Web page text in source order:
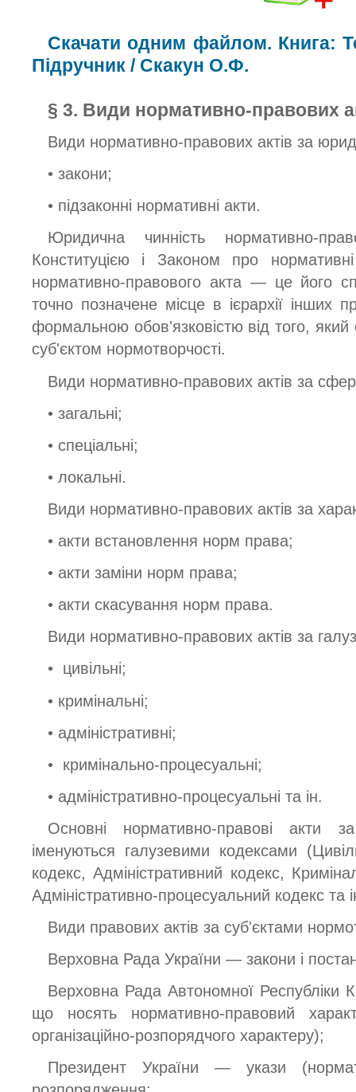
Скачати одним файлом. Книга:
Підручник / Скакун О.Ф.
§ 3. Види нормативно-правових
Види нормативно-правових актів за
• закони;
• підзаконні нормативні акти.
Юридична чинність нормативно-
Конституцією і Законом про
нормативно-правового акта — це його
точно позначене місце в ієрархії інших
формальною обов'язковістю від того, який
суб'єктом нормотворчості.
Види нормативно-правових актів за
• загальні;
• спеціальні;
• локальні.
Види нормативно-правових актів за
• акти встановлення норм права;
• акти заміни норм права;
• акти скасування норм права.
Види нормативно-правових актів за
• цивільні;
• кримінальні;
• адміністративні;
• кримінально-процесуальні;
• адміністративно-процесуальні та ін.
Основні нормативно-правові акти
іменуються галузевими кодексами
кодекс, Адміністративний кодекс,
Адміністративно-процесуальний кодекс та
Види правових актів за суб'єктами
Верховна Рада України — закони і
Верховна Рада Автономної Республіки
що носять нормативно-правовий
організаційно-розпорядчого характеру);
Президент України — укази